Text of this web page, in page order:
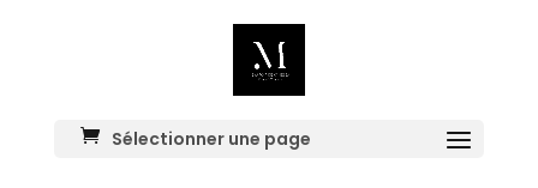
Sélectionner une page